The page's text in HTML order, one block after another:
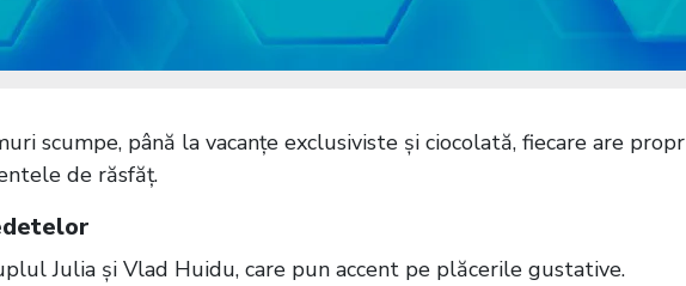
scumpe, până la vacanțe exclusiviste și ciocolată, fiecare are
de răsfăț.
Julia și Vlad Huidu, care pun accent pe plăcerile gustative.